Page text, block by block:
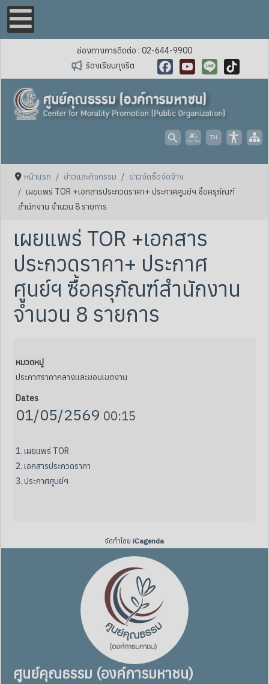
ช่องทางการติดต่อ : 02-644-9900
ร้องเรียนทุจริต
Facebook
YouTube
Line TikTok
หน้าแรก ข่าวและกิจกรรม
ข่าวจัดซื้อจัดจ้าง
เผยแพร่ TOR +เอกสารประกวดราคา+ ประกาศศูนย์ฯ ซื้อครุภัณฑ์
สำนักงาน จำนวน 8 รายการ
เผยแพร่ TOR +เอกสาร
ประกวดราคา+ ประกาศ
ศูนย์ฯ ซื้อครุภัณฑ์สำนักงาน
จำนวน 8 รายการ
หมวดหมู่
ประกาศราคากลางและขอบเขตงาน
Dates
01/05/2569 00:15
1. เผยแพร่ TOR
2. เอกสารประกวดราคา
3. ประกาศศูนย์ฯ
จัดทำโดย iCagenda
ศูนย์คุณธรรม (องค์การมหาชน)